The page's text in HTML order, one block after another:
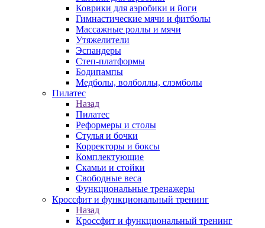
Коврики для аэробики и йоги
Гимнастические мячи и фитболы
Массажные роллы и мячи
Утяжелители
Эспандеры
Степ-платформы
Бодипампы
Медболы, волболлы, слэмболы
Пилатес
Назад
Пилатес
Реформеры и столы
Стулья и бочки
Корректоры и боксы
Комплектующие
Скамьи и стойки
Свободные веса
Функциональные тренажеры
Кроссфит и функциональный тренинг
Назад
Кроссфит и функциональный тренинг